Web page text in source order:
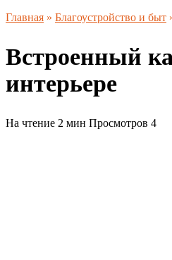
Главная » Благоустройство и быт
Встроенный
интерьере
На чтение 2 мин Просмотров 4